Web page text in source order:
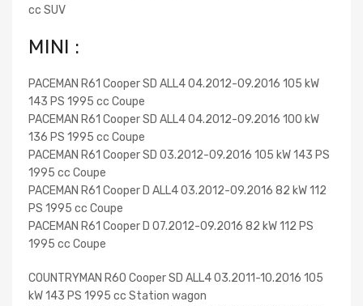
cc SUV
MINI :
PACEMAN R61 Cooper SD ALL4 04.2012-09.2016 105 kW
143 PS 1995 cc Coupe
PACEMAN R61 Cooper SD ALL4 04.2012-09.2016 100 kW
136 PS 1995 cc Coupe
PACEMAN R61 Cooper SD 03.2012-09.2016 105 kW 143 PS
1995 cc Coupe
PACEMAN R61 Cooper D ALL4 03.2012-09.2016 82 kW 112
PS 1995 cc Coupe
PACEMAN R61 Cooper D 07.2012-09.2016 82 kW 112 PS
1995 cc Coupe
COUNTRYMAN R60 Cooper SD ALL4 03.2011-10.2016 105
kW 143 PS 1995 cc Station wagon